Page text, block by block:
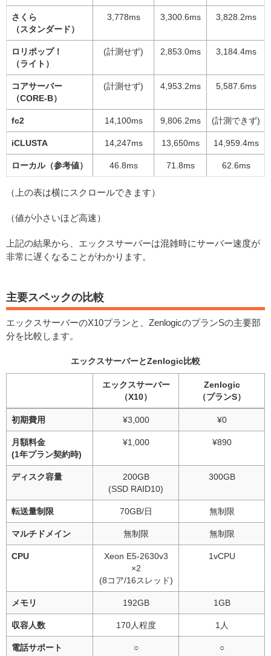
さくら
（スタンダード）
3,778ms 3,300.6ms 3,828.2ms
ロリポップ！
（ライト）
(計測せず) 2,853.0ms 3,184.4ms
コアサーバー
（CORE-B）
(計測せず) 4,953.2ms 5,587.6ms
fc2 14,100ms 9,806.2ms (計測できず)
iCLUSTA 14,247ms 13,650ms 14,959.4ms
ローカル（参考値） 46.8ms 71.8ms 62.6ms
（上の表は横にスクロールできます）
（値が小さいほど高速）
上記の結果から、エックスサーバーは混雑時にサーバー速度が
非常に遅くなることがわかります。
主要スペックの比較
エックスサーバーのX10プランと、ZenlogicのプランSの主要部
分を比較します。
エックスサーバーとZenlogic比較
エックスサーバー
（X10）
Zenlogic
（プランS）
初期費用 ¥3,000 ¥0
月額料金
(1年プラン契約時)
¥1,000 ¥890
ディスク容量
200GB
(SSD RAID10)
300GB
転送量制限 70GB/日 無制限
マルチドメイン 無制限 無制限
CPU
Xeon E5-2630v3
×2
(8コア/16スレッド)
1vCPU
メモリ 192GB 1GB
収容人数 170人程度 1人
電話サポート ○ ○